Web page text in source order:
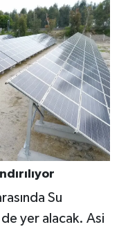
Su
yer alacak. Asi